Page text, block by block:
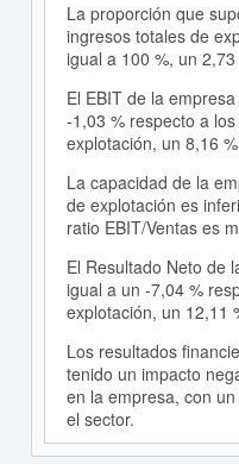
La proporción que
ingresos totales de
igual a 100 %, un
El EBIT de la
-1,03 % respecto a
explotación, un 8,16
La capacidad de la
de explotación es
ratio EBIT/Ventas es
El Resultado Neto de
igual a un -7,04 %
explotación, un 12,11
Los resultados
tenido un impacto
en la empresa, con
el sector.